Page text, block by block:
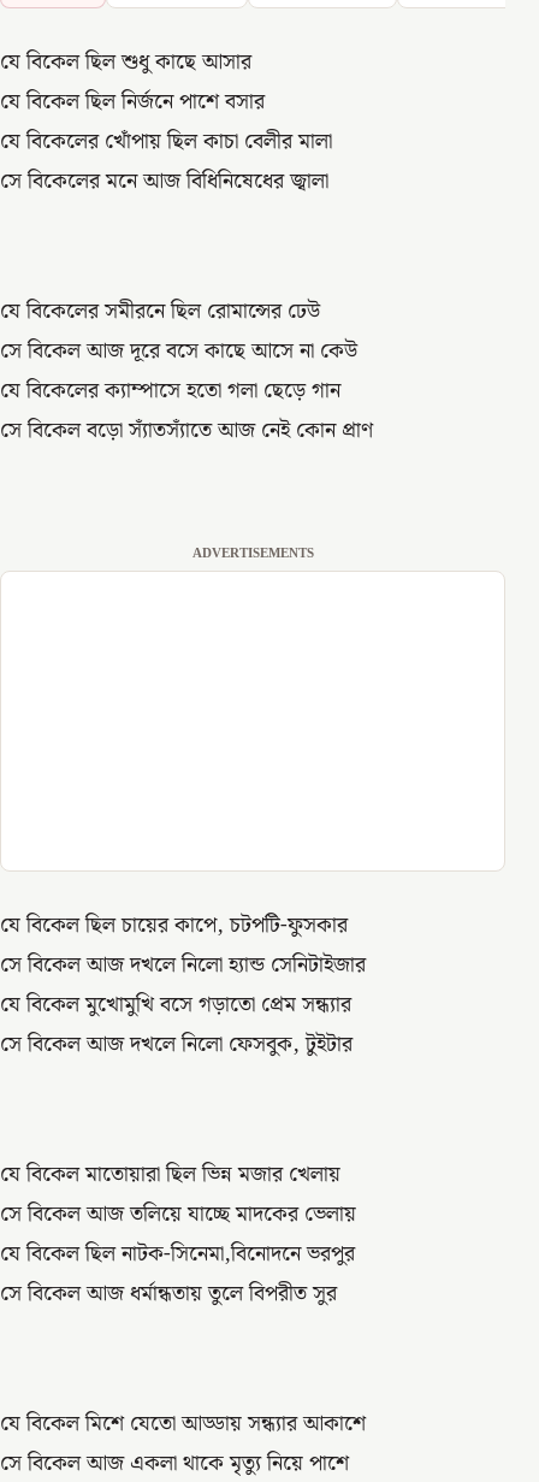
যে বিকেল ছিল শুধু কাছে আসার
যে বিকেল ছিল নির্জনে পাশে বসার
যে বিকেলের খোঁপায় ছিল কাচা বেলীর মালা
সে বিকেলের মনে আজ বিধিনিষেধের জ্বালা
যে বিকেলের সমীরনে ছিল রোমান্সের ঢেউ
সে বিকেল আজ দূরে বসে কাছে আসে না কেউ
যে বিকেলের ক্যাম্পাসে হতো গলা ছেড়ে গান
সে বিকেল বড়ো স্যাঁতস্যাঁতে আজ নেই কোন প্রাণ
ADVERTISEMENTS
যে বিকেল ছিল চায়ের কাপে, চটপটি-ফুসকার
সে বিকেল আজ দখলে নিলো হ্যান্ড সেনিটাইজার
যে বিকেল মুখোমুখি বসে গড়াতো প্রেম সন্ধ্যার
সে বিকেল আজ দখলে নিলো ফেসবুক, টুইটার
যে বিকেল মাতোয়ারা ছিল ভিন্ন মজার খেলায়
সে বিকেল আজ তলিয়ে যাচ্ছে মাদকের ভেলায়
যে বিকেল ছিল নাটক-সিনেমা,বিনোদনে ভরপুর
সে বিকেল আজ ধর্মান্ধতায় তুলে বিপরীত সুর
যে বিকেল মিশে যেতো আড্ডায় সন্ধ্যার আকাশে
সে বিকেল আজ একলা থাকে মৃত্যু নিয়ে পাশে